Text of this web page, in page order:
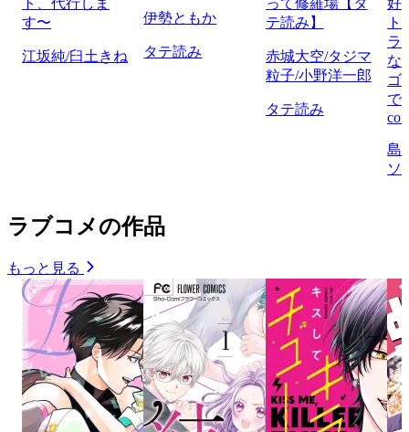
ト、代行しま
す〜
江坂純/臼土きね
伊勢ともか
タテ読み
って修羅場【タ
テ読み】
赤城大空/タジマ
粒子/小野洋一郎
タテ読み
好
ト
ラ
な
ゴ
で
島
ソ
ラブコメの作品
もっと見る